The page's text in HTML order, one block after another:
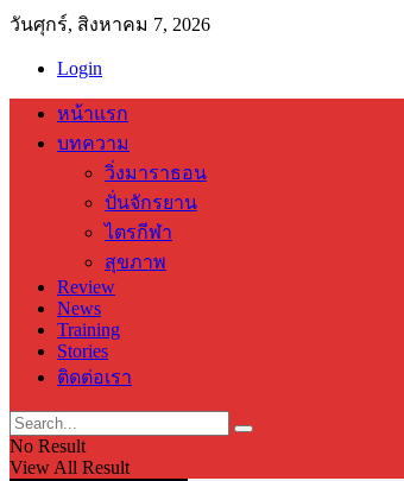
วันศุกร์, สิงหาคม 7, 2026
Login
หน้าแรก
บทความ
วิ่งมาราธอน
ปั่นจักรยาน
ไตรกีฬา
สุขภาพ
Review
News
Training
Stories
ติดต่อเรา
No Result
View All Result